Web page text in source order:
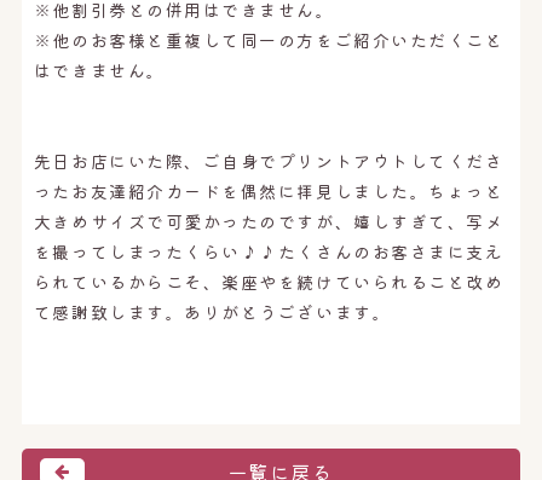
※他割引券との併用はできません。
※他のお客様と重複して同一の方をご紹介いただくこと
はできません。
先日お店にいた際、ご自身でプリントアウトしてくださ
ったお友達紹介カードを偶然に拝見しました。ちょっと
大きめサイズで可愛かったのですが、嬉しすぎて、写メ
を撮ってしまったくらい♪♪たくさんのお客さまに支え
られているからこそ、楽座やを続けていられること改め
て感謝致します。ありがとうございます。
一覧に戻る